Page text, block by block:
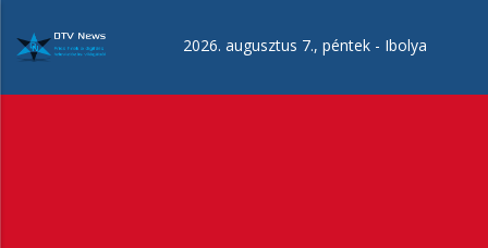
tartalomra
2026. augusztus 7., péntek - Ibolya